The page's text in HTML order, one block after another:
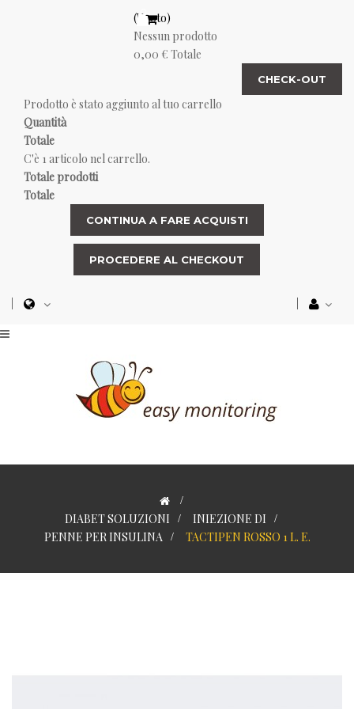
(Vuoto)
Nessun prodotto
0,00 € Totale
CHECK-OUT
Prodotto è stato aggiunto al tuo carrello
Quantità
Totale
C'è 1 articolo nel carrello.
Totale prodotti
Totale
CONTINUA A FARE ACQUISTI
PROCEDERE AL CHECKOUT
>
DIABET SOLUZIONI > INIEZIONE DI >
PENNE PER INSULINA > TACTIPEN ROSSO 1 L. E.